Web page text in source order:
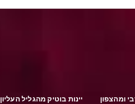
ומהצפון יינות בוטיק מהגליל העליון